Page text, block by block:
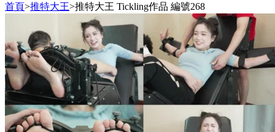
首頁>推特大王>推特大王 Tickling作品 編號268